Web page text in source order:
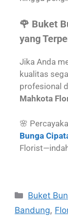
🌹 Buket
yang
Jika Anda
kualitas
profesional
Mahkota
🌸
Bunga
Buket
Bandung,